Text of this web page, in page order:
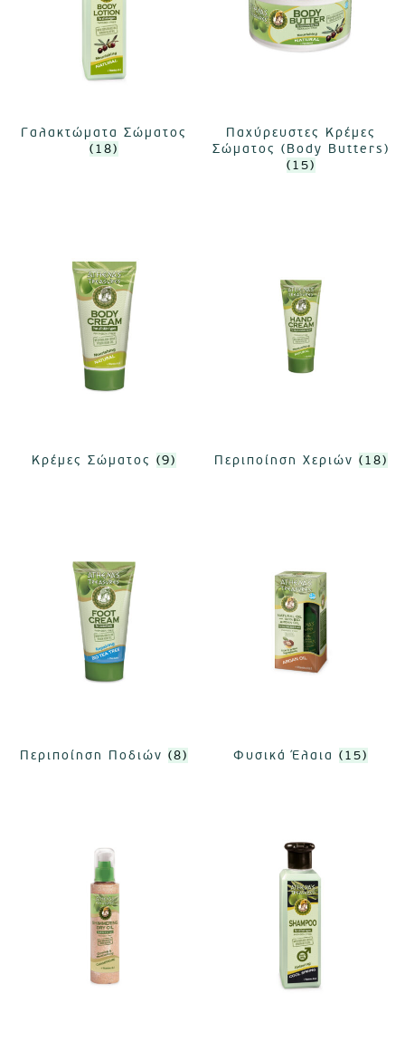
Γαλακτώματα Σώματος
(18)
Παχύρευστες Κρέμες
Σώματος (Body Butters)
(15)
Κρέμες Σώματος(9) Περιποίηση Χεριών (18)
Περιποίηση Ποδιών(8) Φυσικά Έλαια(15)